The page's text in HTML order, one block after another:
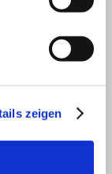
zeigen